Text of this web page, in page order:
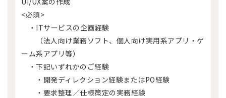
<必須>
・ITサービスの企画経験
（法人向け業務ソフト、個人向け実用系アプリ・ゲ
ーム系アプリ等）
・下記いずれかのご経験
・開発ディレクション経験またはPO経験
・要求整理／仕様策定の実務経験